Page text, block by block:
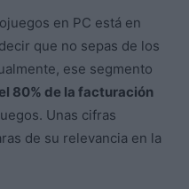
en PC está en
que no sepas de los
ese segmento
el 80% de la facturación
Unas cifras
de su relevancia en la